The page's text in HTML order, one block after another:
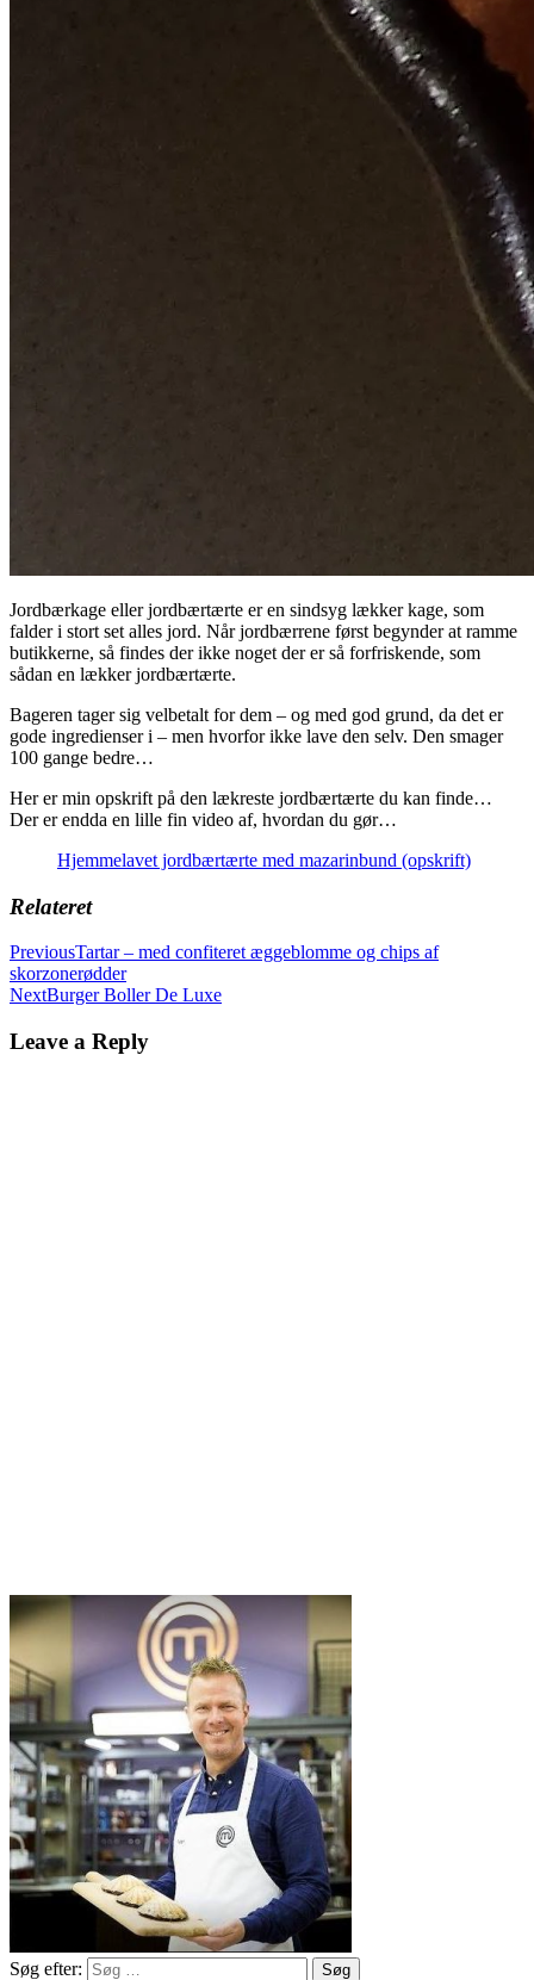
Jordbærkage eller jordbærtærte er en sindsyg lækker kage, som
falder i stort set alles jord. Når jordbærrene først begynder at ramme
butikkerne, så findes der ikke noget der er så forfriskende, som
sådan en lækker jordbærtærte.
Bageren tager sig velbetalt for dem – og med god grund, da det er
gode ingredienser i – men hvorfor ikke lave den selv. Den smager
100 gange bedre…
Her er min opskrift på den lækreste jordbærtærte du kan finde…
Der er endda en lille fin video af, hvordan du gør…
Hjemmelavet jordbærtærte med mazarinbund (opskrift)
Relateret
PreviousTartar – med confiteret æggeblomme og chips af
skorzonerødder
NextBurger Boller De Luxe
Leave a Reply
Søg efter: